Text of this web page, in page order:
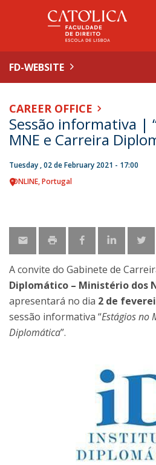
FD-WEBSITE
CAREER OFFICE
Sessão informativa |
MNE e Carreira
Tuesday , 02 de February 2021 - 17:00
ONLINE Portugal
A convite do Gabinete de
Diplomático – Ministério dos
apresentará no dia 2 de
sessão informativa “Estágios no
Diplomática”.